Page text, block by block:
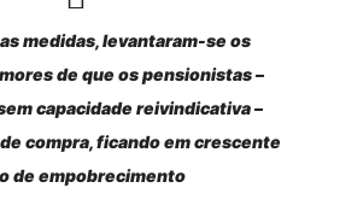
medidas, levantaram-se os
de que os pensionistas –
capacidade reivindicativa –
compra, ficando em crescente
de empobrecimento